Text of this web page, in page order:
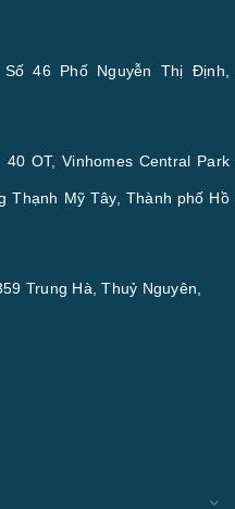
46 Phố Nguyễn Thị Định,
OT, Vinhomes Central Park
Thạnh Mỹ Tây, Thành phố Hồ
Trung Hà, Thuỷ Nguyên,